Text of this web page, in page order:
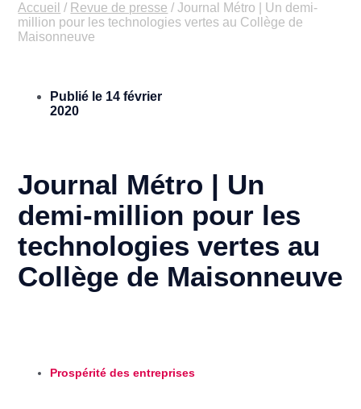
Accueil / Revue de presse /Journal Métro | Un demi-
million pour les technologies vertes au Collège de
Maisonneuve
Publié le 14 février
2020
Journal Métro | Un
demi-million pour les
technologies vertes au
Collège de Maisonneuve
Prospérité des entreprises